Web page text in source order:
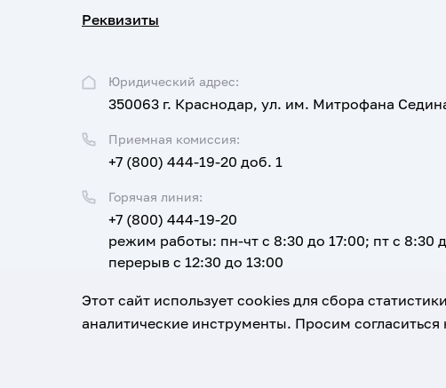
Реквизиты
Юридический адрес:
350063 г. Краснодар, ул. им. Митрофана
Приемная комиссия:
+7 (800) 444-19-20 доб. 1
Горячая линия:
+7 (800) 444-19-20
режим работы: пн-чт с 8:30 до 17:00; пт с 8:30
перерыв с 12:30 до 13:00
Email:
corpus@ksma.ru
Этот сайт использует cookies для сбора
аналитические инструменты. Просим